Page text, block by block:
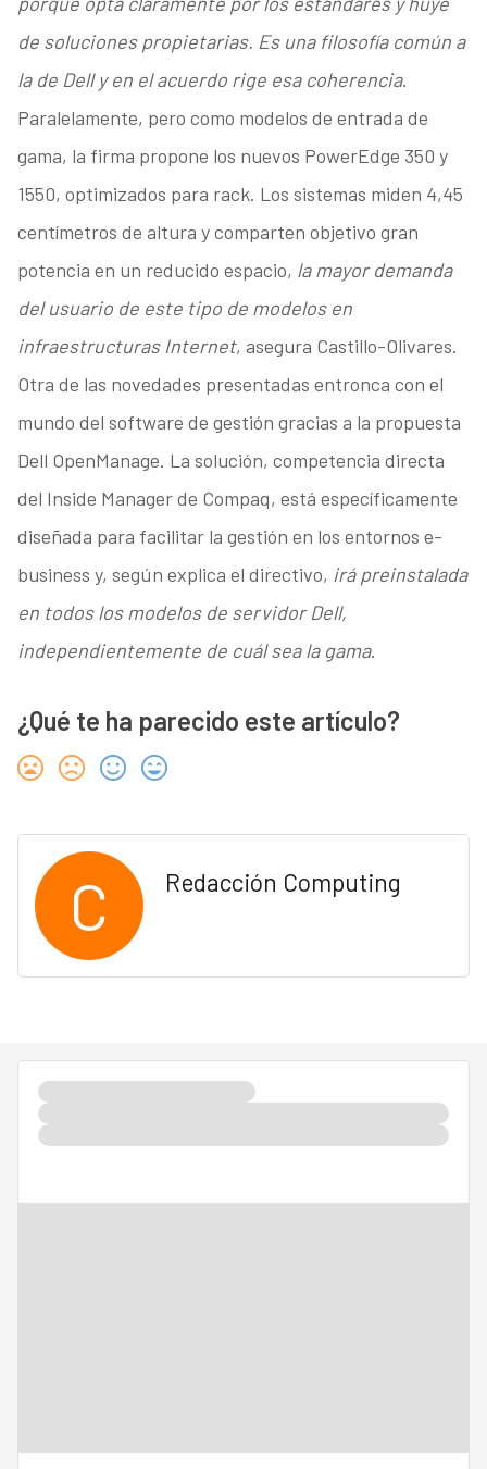
de soluciones propietarias. Es una filosofía común a
la de Dell y en el acuerdo rige esa coherencia.
Paralelamente, pero como modelos de entrada de
gama, la firma propone los nuevos PowerEdge 350 y
1550, optimizados para rack. Los sistemas miden 4,45
centímetros de altura y comparten objetivo gran
potencia en un reducido espacio, la mayor demanda
del usuario de este tipo de modelos en
infraestructuras Internet, asegura Castillo-Olivares.
Otra de las novedades presentadas entronca con el
mundo del software de gestión gracias a la propuesta
Dell OpenManage. La solución, competencia directa
del Inside Manager de Compaq, está específicamente
diseñada para facilitar la gestión en los entornos e-
business y, según explica el directivo, irá preinstalada
en todos los modelos de servidor Dell,
independientemente de cuál sea la gama.
¿Qué te ha parecido este artículo?
C Redacción Computing